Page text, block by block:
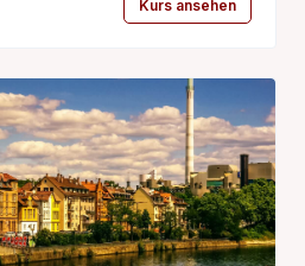
Kurs ansehen